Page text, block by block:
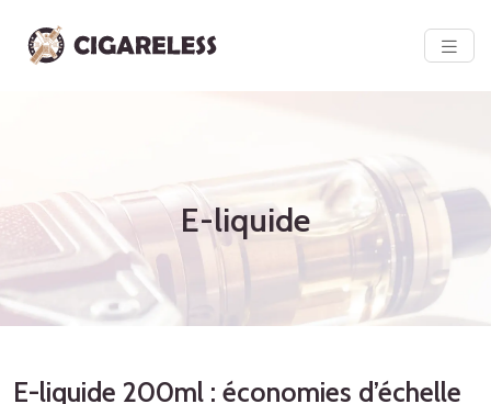
E-liquide
E-liquide 200ml : économies d’échelle